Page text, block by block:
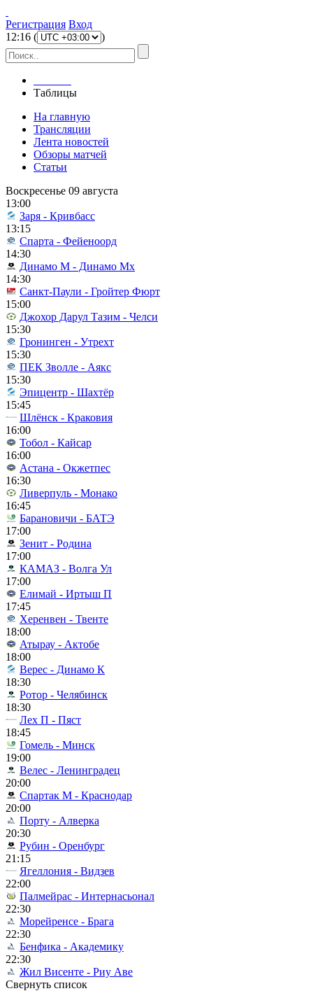
Регистрация Вход
12:16 ( )
Таблицы
На главную
Трансляции
Лента новостей
Обзоры матчей
Статьи
Воскресенье 09 августа
13:00
Заря - Кривбасс
13:15
Спарта - Фейеноорд
14:30
Динамо М - Динамо Мх
14:30
Санкт-Паули - Гройтер Фюрт
15:00
Джохор Дарул Тазим - Челси
15:30
Гронинген - Утрехт
15:30
ПЕК Зволле - Аякс
15:30
Эпицентр - Шахтёр
15:45
Шлёнск - Краковия
16:00
Тобол - Кайсар
16:00
Астана - Окжетпес
16:30
Ливерпуль - Монако
16:45
Барановичи - БАТЭ
17:00
Зенит - Родина
17:00
КАМАЗ - Волга Ул
17:00
Елимай - Иртыш П
17:45
Херенвен - Твенте
18:00
Атырау - Актобе
18:00
Верес - Динамо К
18:30
Ротор - Челябинск
18:30
Лех П - Пяст
18:45
Гомель - Минск
19:00
Велес - Ленинградец
20:00
Спартак М - Краснодар
20:00
Порту - Алверка
20:30
Рубин - Оренбург
21:15
Ягеллония - Видзев
22:00
Палмейрас - Интернасьонал
22:30
Морейренсе - Брага
22:30
Бенфика - Академику
22:30
Жил Висенте - Риу Аве
Свернуть список